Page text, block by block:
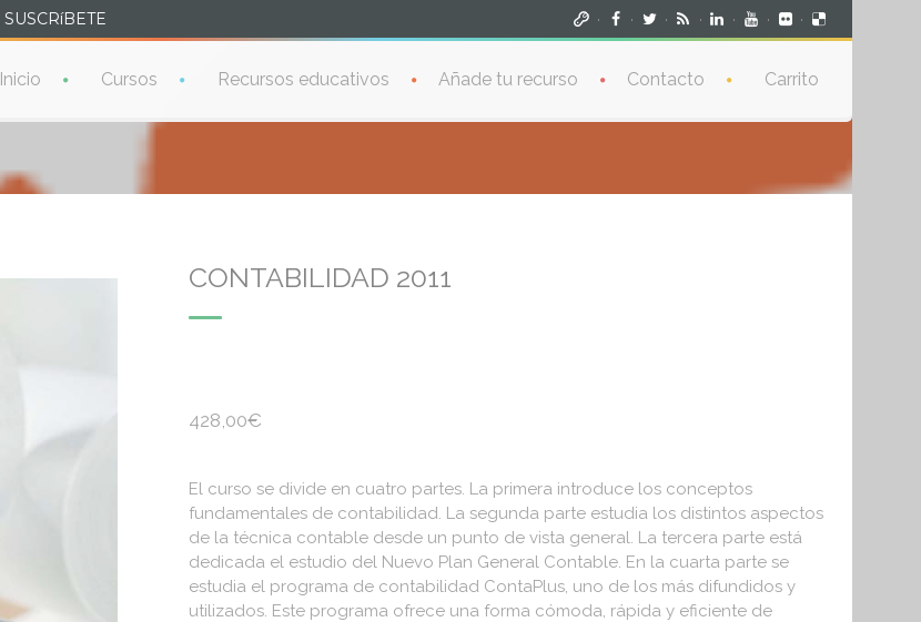
SUSCRíBETE · · · · · · ·
Inicio Cursos Recursos educativos Añade tu recurso Contacto Carrito
CONTABILIDAD 2011
428,00€
El curso se divide en cuatro partes. La primera introduce los conceptos
fundamentales de contabilidad. La segunda parte estudia los distintos aspectos
de la técnica contable desde un punto de vista general. La tercera parte está
dedicada el estudio del Nuevo Plan General Contable. En la cuarta parte se
estudia el programa de contabilidad ContaPlus, uno de los más difundidos y
utilizados. Este programa ofrece una forma cómoda, rápida y eficiente de